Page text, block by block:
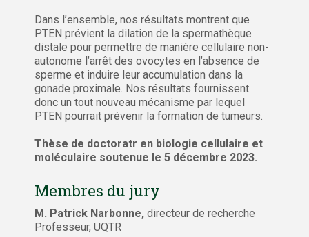
Dans l’ensemble, nos résultats montrent que
PTEN prévient la dilation de la spermathèque
distale pour permettre de manière cellulaire non-
autonome l’arrêt des ovocytes en l’absence de
sperme et induire leur accumulation dans la
gonade proximale. Nos résultats fournissent
donc un tout nouveau mécanisme par lequel
PTEN pourrait prévenir la formation de tumeurs.
Thèse de doctoratr en biologie cellulaire et
moléculaire soutenue le 5 décembre 2023.
Membres du jury
M. Patrick Narbonne, directeur de recherche
Professeur, UQTR